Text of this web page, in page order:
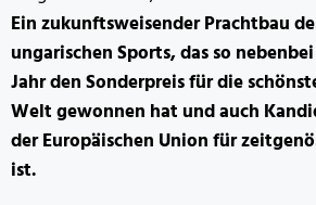
Ein zukunftsweisender Prachtbau
ungarischen Sports, das so
Jahr den Sonderpreis für die
Welt gewonnen hat und auch
der Europäischen Union für
ist.